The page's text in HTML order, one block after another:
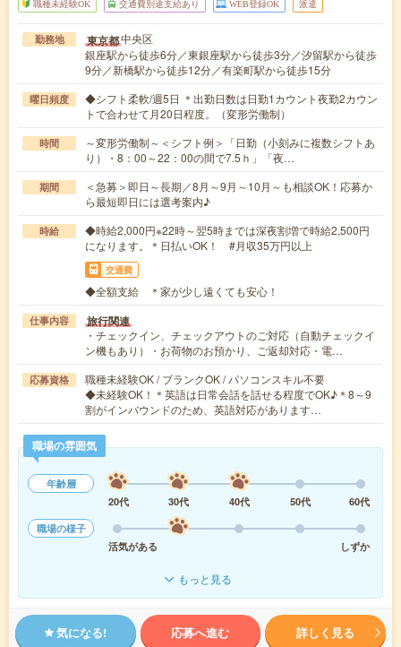
職種未経験OK 交通費別途支給あり WEB登録OK 派遣
勤務地 東京都中央区
銀座駅から徒歩6分／東銀座駅から徒歩3分／汐留駅から徒歩
9分／新橋駅から徒歩12分／有楽町駅から徒歩15分
曜日頻度
◆シフト柔軟/週5日 ＊出勤日数は日勤1カウント夜勤2カウン
トで合わせて月20日程度。（変形労働制）
時間
～変形労働制～＜シフト例＞「日勤（小刻みに複数シフトあ
り）・8：00～22：00の間で7.5ｈ」「夜…
期間
＜急募＞即日～長期／8月～9月～10月～も相談OK！応募か
ら最短即日には選考案内♪
時給
◆時給2,000円※22時～翌5時までは深夜割増で時給2,500円
になります。＊日払いOK！ #月収35万円以上
交通費
◆全額支給 ＊家が少し遠くても安心！
仕事内容 旅行関連
・チェックイン、チェックアウトのご対応（自動チェックイ
ン機もあり）・お荷物のお預かり、ご返却対応・電…
応募資格
職種未経験OK / ブランクOK / パソコンスキル不要
◆未経験OK！＊英語は日常会話を話せる程度でOK♪＊8～9
割がインバウンドのため、英語対応があります…
職場の雰囲気
年齢層
20代
30代 40代 50代
60代
職場の様子
活気がある
しずか
もっと見る
気になる! 応募へ進む 詳しく見る